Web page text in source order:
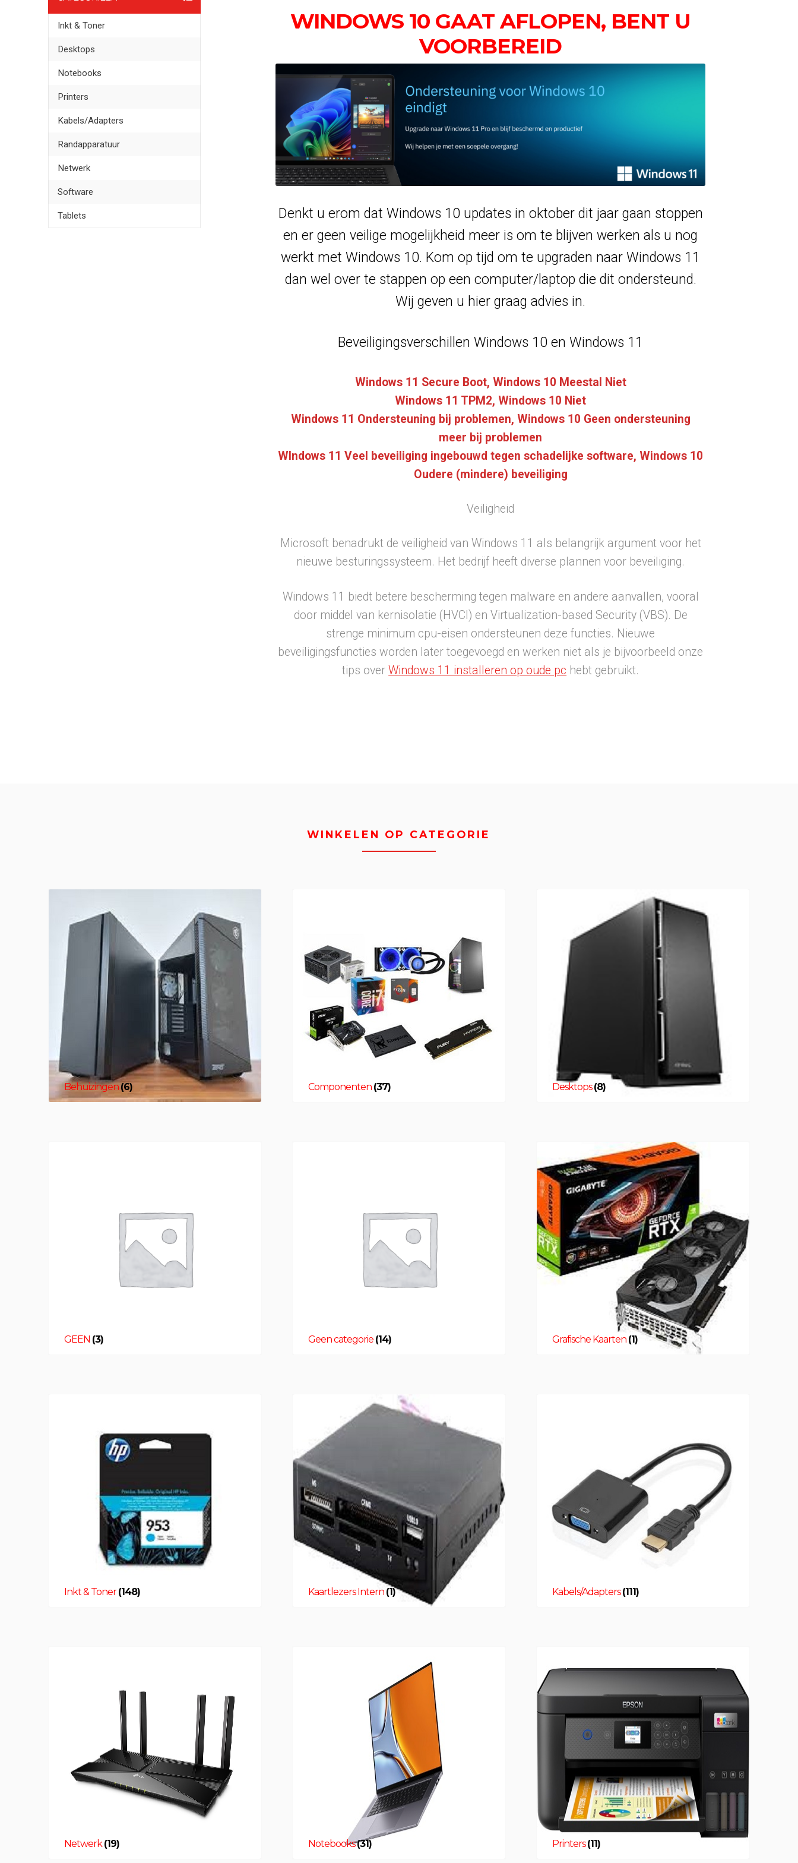
Inkt & Toner
Desktops
Notebooks
Printers
Kabels/Adapters
Randapparatuur
Netwerk
Software
Tablets
WINDOWS 10 GAAT AFLOPEN, BENT U
VOORBEREID
Denkt u erom dat Windows 10 updates in oktober dit jaar gaan stoppen
en er geen veilige mogelijkheid meer is om te blijven werken als u nog
werkt met Windows 10. Kom op tijd om te upgraden naar Windows 11
dan wel over te stappen op een computer/laptop die dit ondersteund.
Wij geven u hier graag advies in.
Beveiligingsverschillen Windows 10 en Windows 11
Windows 11 Secure Boot, Windows 10 Meestal Niet
Windows 11 TPM2, Windows 10 Niet
Windows 11 Ondersteuning bij problemen, Windows 10 Geen ondersteuning
meer bij problemen
WIndows 11 Veel beveiliging ingebouwd tegen schadelijke software, Windows 10
Oudere (mindere) beveiliging
Veiligheid
Microsoft benadrukt de veiligheid van Windows 11 als belangrijk argument voor het
nieuwe besturingssysteem. Het bedrijf heeft diverse plannen voor beveiliging.
Windows 11 biedt betere bescherming tegen malware en andere aanvallen, vooral
door middel van kernisolatie (HVCI) en Virtualization-based Security (VBS). De
strenge minimum cpu-eisen ondersteunen deze functies. Nieuwe
beveiligingsfuncties worden later toegevoegd en werken niet als je bijvoorbeeld onze
tips overWindows 11 installeren op oude pc hebt gebruikt.
WINKELEN OP CATEGORIE
Behuizingen(6) Componenten (37) Desktops(8)
GEEN (3) Geen categorie (14) Grafische Kaarten (1)
Inkt & Toner(148) Kaartlezers Intern (1) Kabels/Adapters(111)
Netwerk(19) Notebooks(31) Printers(11)